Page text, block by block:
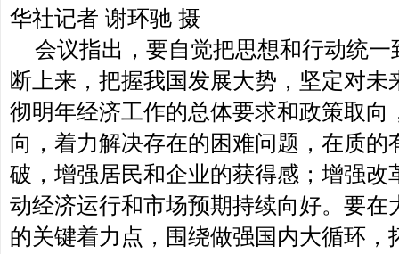
华社记者 谢环驰 摄
会议指出，要自觉把思想和行动统
断上来，把握我国发展大势，坚定对
彻明年经济工作的总体要求和政策取向
向，着力解决存在的困难问题，在质的
破，增强居民和企业的获得感；增强改
动经济运行和市场预期持续向好。要在
的关键着力点，围绕做强国内大循环，